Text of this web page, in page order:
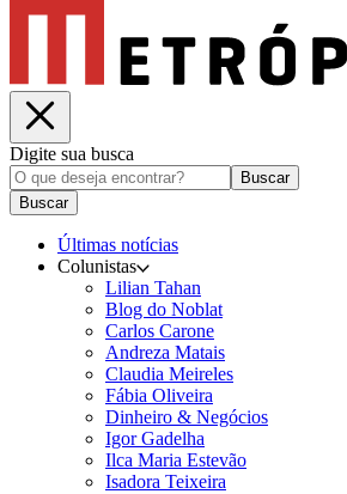
Digite sua busca
Buscar
Buscar
Últimas notícias
Colunistas
Lilian Tahan
Blog do Noblat
Carlos Carone
Andreza Matais
Claudia Meireles
Fábia Oliveira
Dinheiro & Negócios
Igor Gadelha
Ilca Maria Estevão
Isadora Teixeira